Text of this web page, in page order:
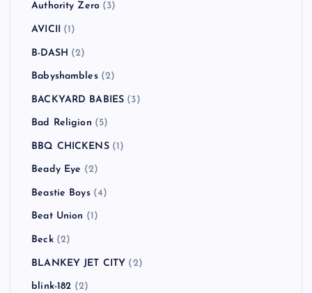
Authority Zero (3)
AVICII (1)
B-DASH (2)
Babyshambles(2)
BACKYARD BABIES (3)
Bad Religion (5)
BBQ CHICKENS(1)
Beady Eye (2)
Beastie Boys(4)
Beat Union (1)
Beck(2)
BLANKEY JET CITY (2)
blink-182 (2)